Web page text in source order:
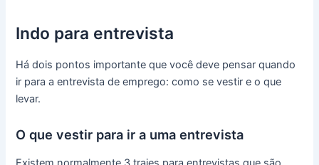
Indo para entrevista
Há dois pontos importante que você deve pensar quando
ir para a entrevista de emprego: como se vestir e o que
levar.
O que vestir para ir a uma entrevista